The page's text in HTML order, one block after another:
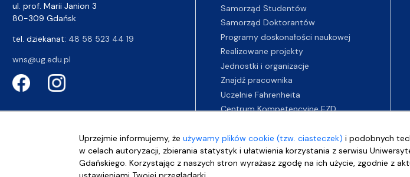
Uprzejmie informujemy, żeużywamy plików cookie (tzw. ciasteczek) i podobnych
w celach autoryzacji, zbierania statystyk i ułatwienia korzystania z serwisu
Gdańskiego. Korzystając z naszych stron wyrażasz zgodę na ich użycie, zgodnie z
ul. prof. Marii Janion 3
80-309 Gdańsk
tel. dziekanat: 48 58 523 44 19
wns@ug.edu.pl
Samorząd Studentów
Samorząd Doktorantów
Programy doskonałości naukowej
Realizowane projekty
Jednostki i organizacje
Znajdź pracownika
Uczelnie Fahrenheita
Centrum Kompetencyjne EZD